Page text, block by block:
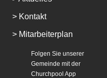
> Kontakt
> Mitarbeiterplan
Folgen Sie unserer
Gemeinde mit der
Churchpool App